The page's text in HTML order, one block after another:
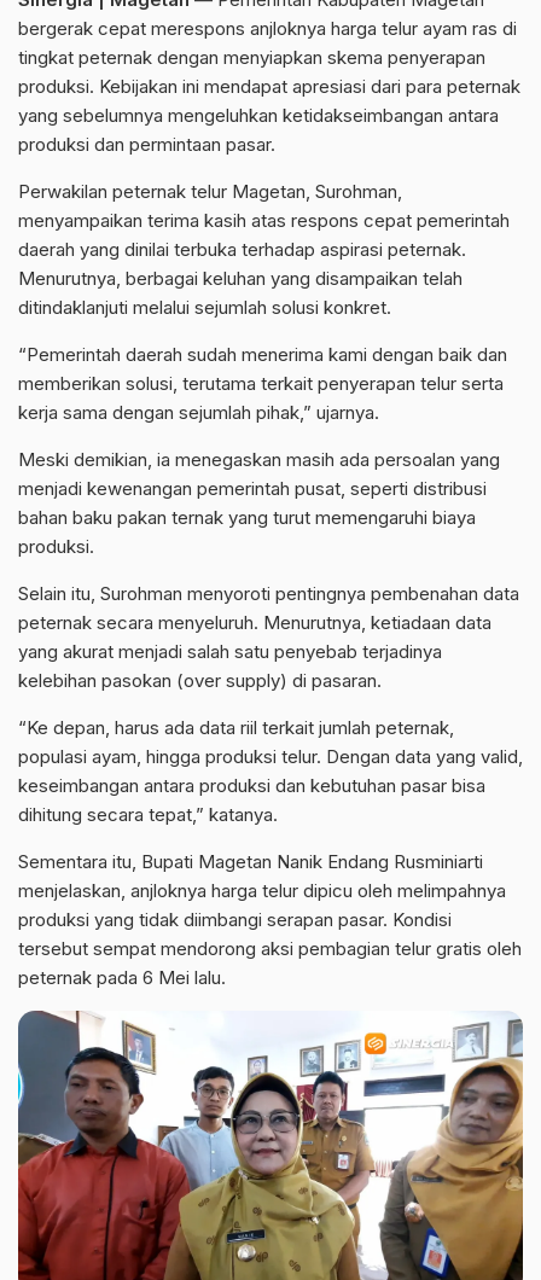
bergerak cepat merespons anjloknya harga telur ayam ras di
tingkat peternak dengan menyiapkan skema penyerapan
produksi. Kebijakan ini mendapat apresiasi dari para peternak
yang sebelumnya mengeluhkan ketidakseimbangan antara
produksi dan permintaan pasar.
Perwakilan peternak telur Magetan, Surohman,
menyampaikan terima kasih atas respons cepat pemerintah
daerah yang dinilai terbuka terhadap aspirasi peternak.
Menurutnya, berbagai keluhan yang disampaikan telah
ditindaklanjuti melalui sejumlah solusi konkret.
“Pemerintah daerah sudah menerima kami dengan baik dan
memberikan solusi, terutama terkait penyerapan telur serta
kerja sama dengan sejumlah pihak,” ujarnya.
Meski demikian, ia menegaskan masih ada persoalan yang
menjadi kewenangan pemerintah pusat, seperti distribusi
bahan baku pakan ternak yang turut memengaruhi biaya
produksi.
Selain itu, Surohman menyoroti pentingnya pembenahan data
peternak secara menyeluruh. Menurutnya, ketiadaan data
yang akurat menjadi salah satu penyebab terjadinya
kelebihan pasokan (over supply) di pasaran.
“Ke depan, harus ada data riil terkait jumlah peternak,
populasi ayam, hingga produksi telur. Dengan data yang valid,
keseimbangan antara produksi dan kebutuhan pasar bisa
dihitung secara tepat,” katanya.
Sementara itu, Bupati Magetan Nanik Endang Rusminiarti
menjelaskan, anjloknya harga telur dipicu oleh melimpahnya
produksi yang tidak diimbangi serapan pasar. Kondisi
tersebut sempat mendorong aksi pembagian telur gratis oleh
peternak pada 6 Mei lalu.